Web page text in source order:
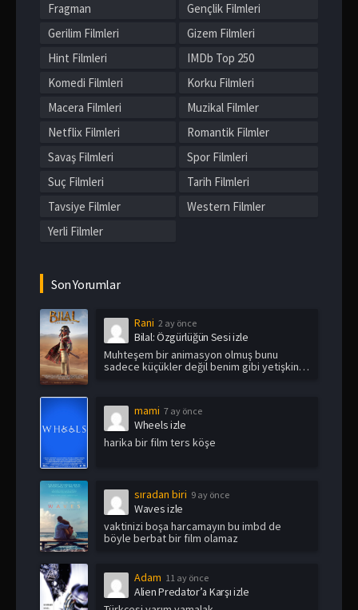
Fragman
Gençlik Filmleri
Gerilim Filmleri
Gizem Filmleri
Hint Filmleri
IMDb Top 250
Komedi Filmleri
Korku Filmleri
Macera Filmleri
Muzikal Filmler
Netflix Filmleri
Romantik Filmler
Savaş Filmleri
Spor Filmleri
Suç Filmleri
Tarih Filmleri
Tavsiye Filmler
Western Filmler
Yerli Filmler
Son Yorumlar
Rani 2 ay önce
Bilal: Özgürlüğün Sesi izle
Muhteşem bir animasyon olmuş bunu
sadece küçükler değil benim gibi yetişkin
mami 7 ay önce
Wheels izle
harika bir film ters köşe
sıradan biri 9 ay önce
Waves izle
vaktinizi boşa harcamayın bu imbd de
böyle berbat bir film olamaz
Adam 11 ay önce
Alien Predator’a Karşı izle